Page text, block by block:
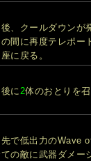
、クールダウンが
間に再度テレポー
に戻る。
に2体のおとりを
で低出力のWave
の敵に武器ダメー